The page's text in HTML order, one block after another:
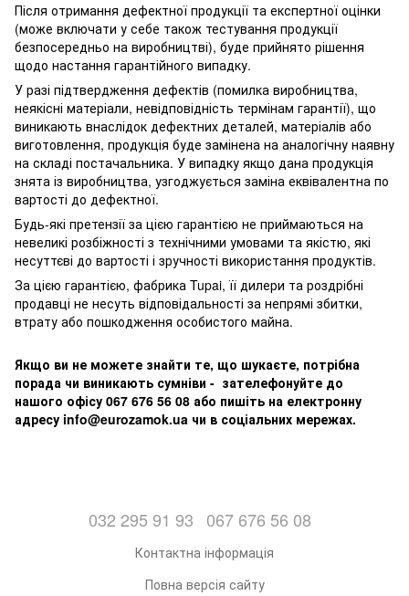
Після отримання дефектної продукції та експертної оцінки
(може включати у себе також тестування продукції
безпосередньо на виробництві), буде прийнято рішення
щодо настання гарантійного випадку.
У разі підтвердження дефектів (помилка виробництва,
неякісні матеріали, невідповідність термінам гарантії), що
виникають внаслідок дефектних деталей, матеріалів або
виготовлення, продукція буде замінена на аналогічну наявну
на складі постачальника. У випадку якщо дана продукція
знята із виробництва, узгоджується заміна еквівалентна по
вартості до дефектної.
Будь-які претензії за цією гарантією не приймаються на
невеликі розбіжності з технічними умовами та якістю, які
несуттєві до вартості і зручності використання продуктів.
За цією гарантією, фабрика Tupai, її дилери та роздрібні
продавці не несуть відповідальності за непрямі збитки,
втрату або пошкодження особистого майна.
Якщо ви не можете знайти те, що шукаєте, потрібна
порада чи виникають сумніви - зателефонуйте до
нашого офісу 067 676 56 08 або пишіть на електронну
адресу info@eurozamok.ua чи в соціальних мережах.
032 295 91 93 067 676 56 08
Контактна інформація
Повна версія сайту